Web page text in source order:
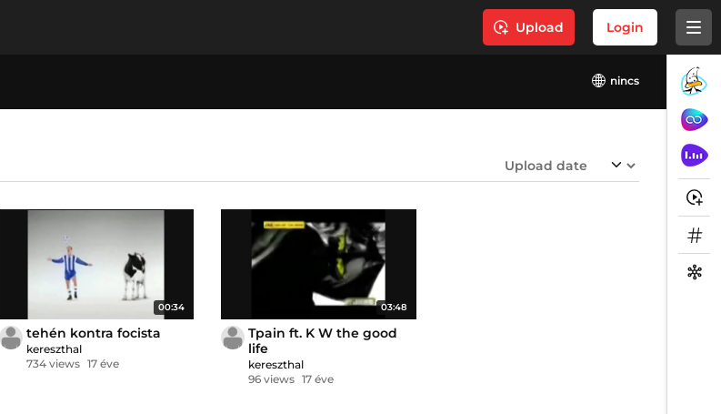
Upload Login
nincs
00:34
tehén kontra focista
kereszthal
734 views 17 éve
03:48
Tpain ft. K W the good
life
kereszthal
96 views 17 éve